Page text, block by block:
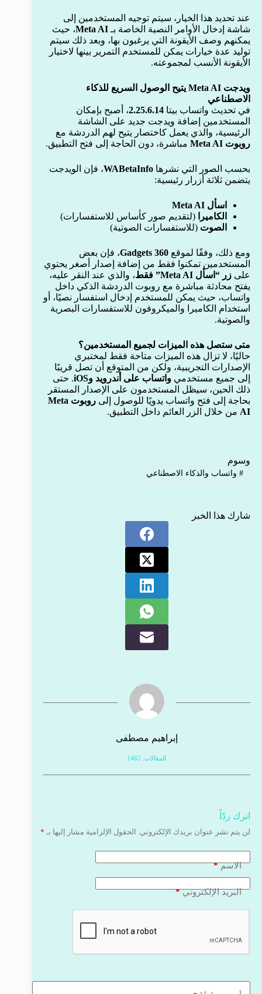
عند تحديد هذا الخيار، سيتم توجيه المستخدمين إلى
شاشة إدخال الأوامر النصية الخاصة بـ Meta AI، حيث
يمكنهم وصف الأيقونة التي يرغبون بها، وبعد ذلك سيتم
توليد عدة خيارات يمكن للمستخدم التمرير بينها لاختيار
الأيقونة الأنسب لمجموعته.
ويدجت Meta AI يتيح الوصول السريع للذكاء
الاصطناعي
في تحديث واتساب بيتا 2.25.6.14، أصبح بإمكان
المستخدمين إضافة ويدجت جديد على الشاشة
الرئيسية، والذي يعمل كاختصار يتيح لهم الدردشة مع
روبوت Meta AI
مباشرة، دون الحاجة إلى فتح التطبيق.
بحسب الصور التي نشرها WABetaInfo، فإن الويدجت
يتضمن ثلاثة أزرار رئيسية:
اسأل Meta AI
الكاميرا
(لتقديم صور كأساس للاستفسارات)
الصوت (للاستفسارات الصوتية)
ومع ذلك، وفقًا لموقع Gadgets 360، فإن بعض
المستخدمين تمكنوا فقط من إضافة إصدار أصغر يحتوي
على زر “اسأل Meta AI” فقط
، والذي عند النقر عليه،
يفتح محادثة مباشرة مع روبوت الدردشة الذكي داخل
واتساب، حيث يمكن للمستخدم إدخال استفسار نصيًا، أو
استخدام الكاميرا والميكروفون للاستفسارات البصرية
والصوتية.
متى ستصل هذه الميزات لجميع المستخدمين؟
حاليًا، لا تزال هذه الميزات متاحة فقط لمختبري
الإصدارات التجريبية، ولكن من المتوقع أن تصل قريبًا
إلى جميع مستخدمي واتساب على أندرويد وiOS
. حتى
ذلك الحين، سيظل المستخدمون على الإصدار المستقر
بحاجة إلى فتح واتساب يدويًا للوصول إلى
روبوت Meta
AI من خلال الزر العائم داخل التطبيق.
وسوم
#واتساب والذكاء الاصطناعي
شارك هذا الخبر
إبراهيم مصطفى
المقالات: 1462
اترك ردّاً
لن يتم نشر عنوان بريدك الإلكتروني. الحقول الإلزامية مشار إليها بـ *
الاسم*
البريد الإلكتروني*